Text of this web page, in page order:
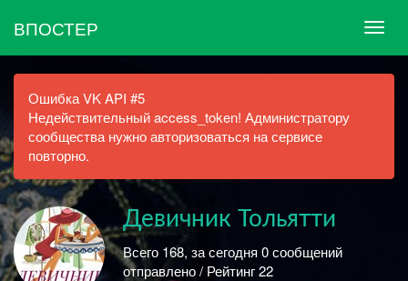
ВПОСТЕР
Ошибка VK API #5
Недействительный access_token! Администратору
сообщества нужно авторизоваться на сервисе
повторно.
Девичник Тольятти
Всего 168, за сегодня 0 сообщений
отправлено / Рейтинг 22